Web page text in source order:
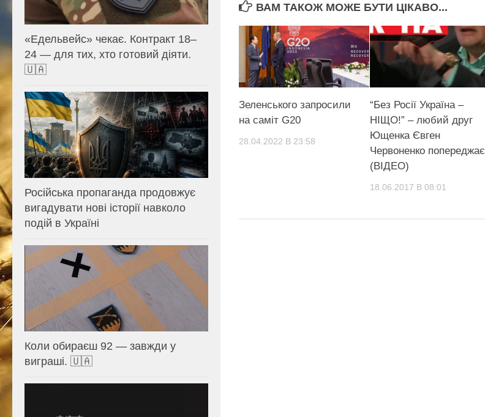
ВАМ ТАКОЖ МОЖЕ БУТИ ЦІКАВО...
Зеленського запросили
на саміт G20
28.04.2022 В 23:58
“Без Росії Україна –
НІЩО!” – любий друг
Ющенка Євген
Червоненко попереджає
(ВІДЕО)
18.06.2017 В 08:01
«Едельвейс» чекає. Контракт 18–
24 — для тих, хто готовий діяти.
🇺🇦
Російська пропаганда продовжує
вигадувати нові історії навколо
подій в Україні
Коли обираєш 92 — завжди у
виграші. 🇺🇦